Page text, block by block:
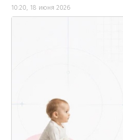
10:20, 18 июня 2026